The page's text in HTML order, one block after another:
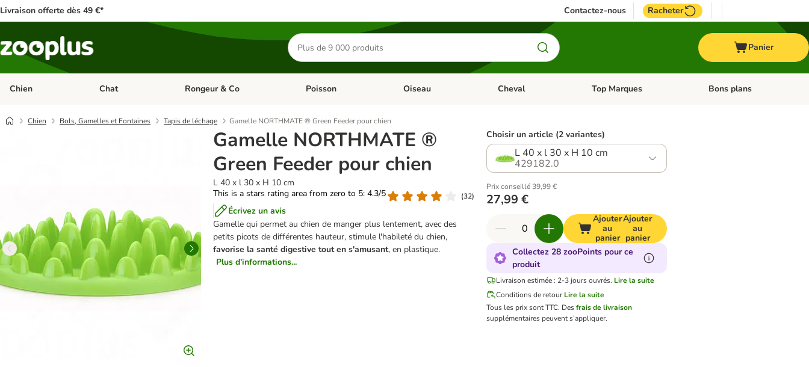
Livraison offerte dès 49 €* Contactez-nous Racheter
Rechercher
des
produits
Panier
Chien Dérouler les catégories: Chien
Chat Dérouler les catégories: Chat
Rongeur & Co Dérouler les catégories: Rongeur & Co
Poisson Dérouler les catégories: Poisson
Oiseau Dérouler les catégories: Oiseau
Cheval Dérouler les catégories: Cheval
Top Marques Dérouler les catégories: Top
Bons plans
Chien Bols, Gamelles et Fontaines Tapis de léchage Gamelle NORTHMATE ® Green Feeder pour chien
Gamelle NORTHMATE ®
Green Feeder pour chien
L 40 x l 30 x H 10 cm
This is a stars rating area from zero to 5: 4.3/5
(32)
Écrivez un avis
Gamelle qui permet au chien de manger plus lentement, avec des
petits picots de différentes hauteur, stimule l'habileté du chien,
favorise la santé digestive tout en s'amusant, en plastique.
Plus d'informations...
Choisir un article (2 variantes)
L 40 x l 30 x H 10 cm
429182.0
Prix conseillé 39,99 €
27,99 €
Ajouter
au
panier
Ajouter
au
panier
Collectez 28 zooPoints pour ce
produit
Livraison estimée : 2-3 jours ouvrés. Lire la suite
Conditions de retour Lire la suite
Tous les prix sont TTC. Desfrais de livraison
supplémentaires peuvent s’appliquer.